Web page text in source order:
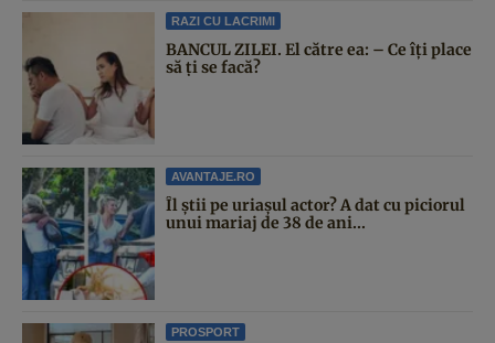
RAZI CU LACRIMI
BANCUL ZILEI. El către ea: – Ce îți place
să ți se facă?
AVANTAJE.RO
Îl știi pe uriașul actor? A dat cu piciorul
unui mariaj de 38 de ani...
PROSPORT